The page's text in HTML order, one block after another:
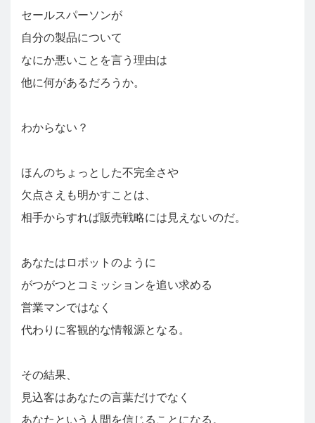
セールスパーソンが
自分の製品について
なにか悪いことを言う理由は
他に何があるだろうか。
わからない？
ほんのちょっとした不完全さや
欠点さえも明かすことは、
相手からすれば販売戦略には見えないのだ。
あなたはロボットのように
がつがつとコミッションを追い求める
営業マンではなく
代わりに客観的な情報源となる。
その結果、
見込客はあなたの言葉だけでなく
あなたという人間を信じることになる。